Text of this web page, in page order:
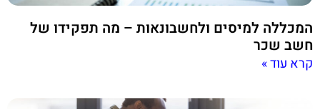
המכללה למיסים ולחשבונאות – מה תפקידו של
חשב שכר
קרא עוד »